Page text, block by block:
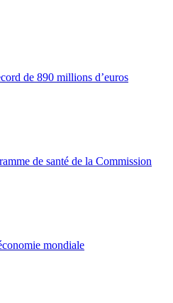
de 890 millions d’euros
de santé de la Commission
mondiale